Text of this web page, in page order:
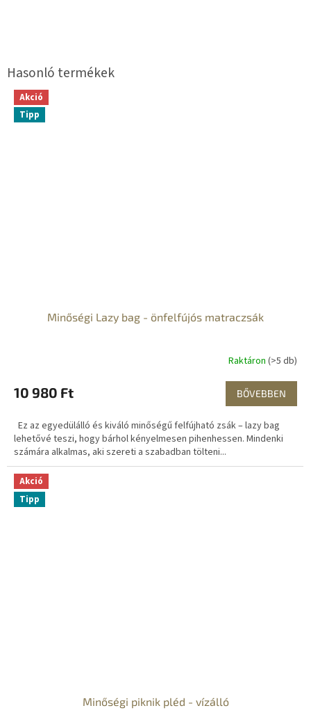
Akció
Tipp
Minőségi Lazy bag - önfelfújós matraczsák
Raktáron (>5 db)
10 980 Ft BŐVEBBEN
Ez az egyedülálló és kiváló minőségű felfújható zsák – lazy bag
lehetővé teszi, hogy bárhol kényelmesen pihenhessen. Mindenki
számára alkalmas, aki szereti a szabadban tölteni...
Akció
Tipp
Minőségi piknik pléd - vízálló